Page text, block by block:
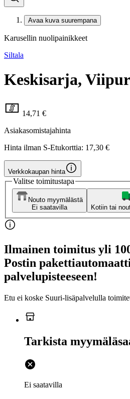
Avaa kuva suurempana
Karusellin nuolipainikkeet
Siltala
Keskisarja,
14,71 €
Asiakasomistajahinta
Hinta ilman S-Etukorttia: 17,30 €
Verkkokaupan hinta
Valitse toimitustapa
Nouto myymälästä
Ei saatavilla
Kotiin tai
Ilmainen toimitus yli
Postin
palvelupisteeseen!
Etu ei koske Suuri‑lisäpalvelulla
Tarkista
Ei saatavilla